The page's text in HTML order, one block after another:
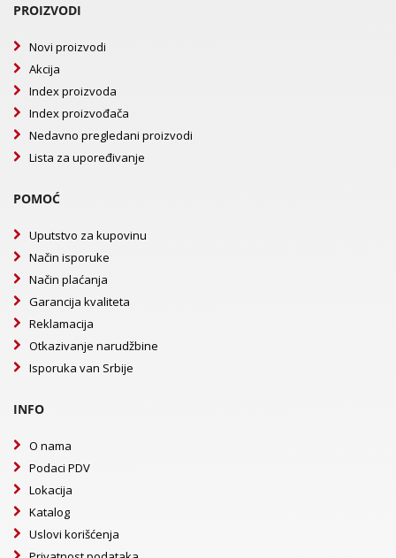
PROIZVODI
Novi proizvodi
Akcija
Index proizvoda
Index proizvođača
Nedavno pregledani proizvodi
Lista za upoređivanje
POMOĆ
Uputstvo za kupovinu
Način isporuke
Način plaćanja
Garancija kvaliteta
Reklamacija
Otkazivanje narudžbine
Isporuka van Srbije
INFO
O nama
Podaci PDV
Lokacija
Katalog
Uslovi korišćenja